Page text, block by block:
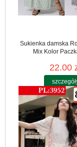
Sukienka damska
Mix Kolor
22.00